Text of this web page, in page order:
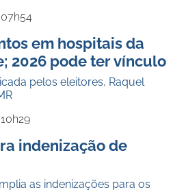
em hospitais da
2026 pode ter vínculo
pelos eleitores, Raquel
indenização de
as indenizações para os